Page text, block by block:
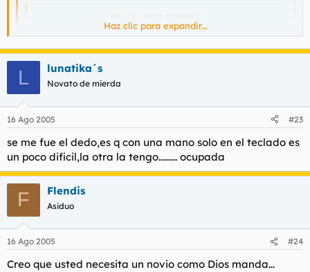
Haz clic para expandir...
es una compleja metafora sobre ti misma o se te ha ido el
"dedo" al quotear?
Haz clic para expandir...
L lunatika´s
Novato de mierda
16 Ago 2005 #23
se me fue el dedo,es q con una mano solo en el teclado es
un poco dificil,la otra la tengo......... ocupada
F Flendis
Asiduo
16 Ago 2005 #24
Creo que usted necesita un novio como Dios manda...